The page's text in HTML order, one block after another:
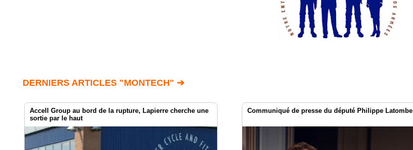
DERNIERS ARTICLES "MONTECH" ➔
Accell Group au bord de la rupture, Lapierre cherche une
sortie par le haut
Communiqué de presse du député Philippe Latombe